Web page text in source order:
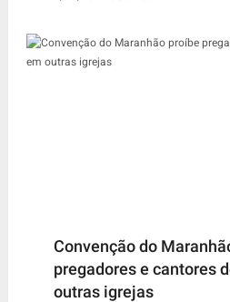
Convenção do
pregadores e cantores
outras igrejas